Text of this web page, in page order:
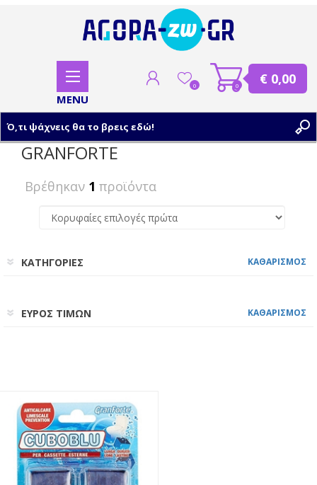
ΣΥΝΔΕΣΗ
0 0 € 0,00
GRANFORTE
Βρέθηκαν 1 προϊόντα
ΚΑΤΗΓΟΡΙΕΣ ΚΑΘΑΡΙΣΜΟΣ
ΕΥΡΟΣ ΤΙΜΩΝ ΚΑΘΑΡΙΣΜΟΣ